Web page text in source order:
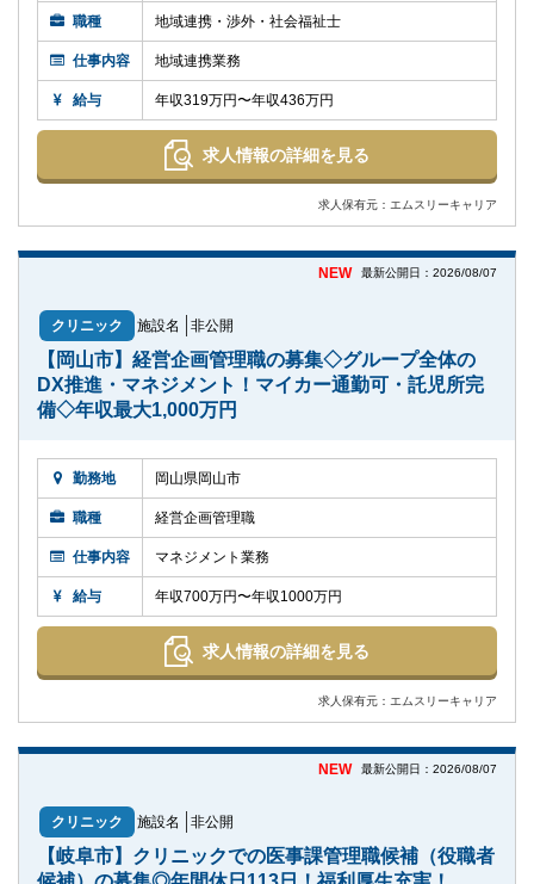
職種 地域連携・渉外・社会福祉士
仕事内容 地域連携業務
給与 年収319万円〜年収436万円
求人情報の詳細を見る
求人保有元：エムスリーキャリア
NEW 最新公開日：2026/08/07
クリニック 施設名 非公開
【岡山市】経営企画管理職の募集◇グループ全体の
DX推進・マネジメント！マイカー通勤可・託児所完
備◇年収最大1,000万円
勤務地 岡山県岡山市
職種 経営企画管理職
仕事内容 マネジメント業務
給与 年収700万円〜年収1000万円
求人情報の詳細を見る
求人保有元：エムスリーキャリア
NEW 最新公開日：2026/08/07
クリニック 施設名 非公開
【岐阜市】クリニックでの医事課管理職候補（役職者